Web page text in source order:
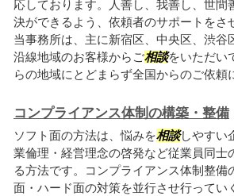
応しております。人善し、我善し、世間
決ができるよう、依頼者のサポートをさ
当事務所は、主に新宿区、中央区、渋谷
沿線地域のお客様からご相談をいただい
らの地域にとどまらず全国からのご依頼
コンプライアンス体制の構築・整備
ソフト面の方法は、悩みを相談しやすい
業倫理・経営理念の啓発など従業員同士
る方法です。コンプライアンス体制整備
面・ハード面の対策を並行させ行ってい